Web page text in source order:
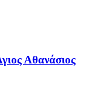
Αθανάσιος